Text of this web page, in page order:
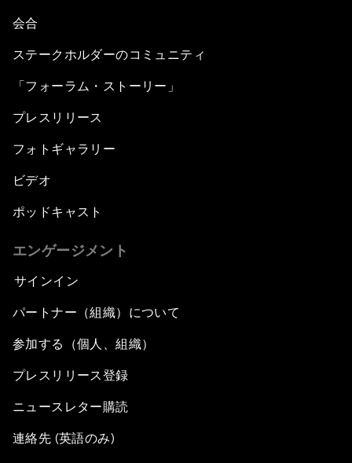
会合
ステークホルダーのコミュニティ
「フォーラム・ストーリー」
プレスリリース
フォトギャラリー
ビデオ
ポッドキャスト
エンゲージメント
サインイン
パートナー（組織）について
参加する（個人、組織）
プレスリリース登録
ニュースレター購読
連絡先 (英語のみ)